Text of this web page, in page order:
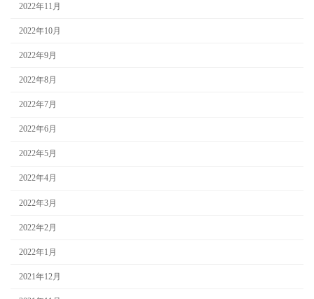
2022年11月
2022年10月
2022年9月
2022年8月
2022年7月
2022年6月
2022年5月
2022年4月
2022年3月
2022年2月
2022年1月
2021年12月